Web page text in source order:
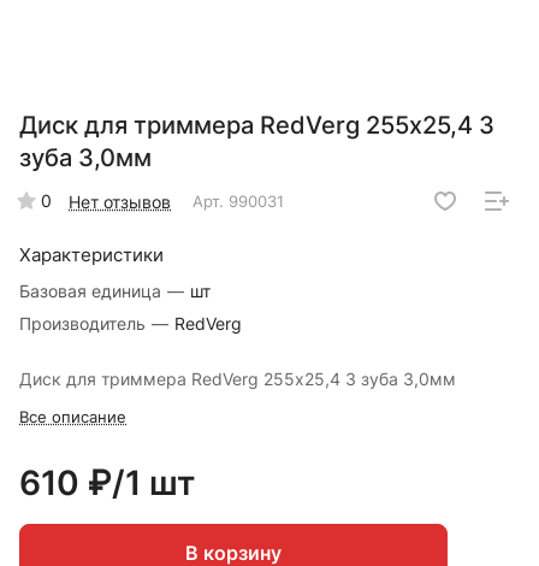
Диск для триммера RedVerg 255х25,4 3
зуба 3,0мм
0 Нет отзывов Арт. 990031
Характеристики
Базовая единица — шт
Производитель — RedVerg
Диск для триммера RedVerg 255х25,4 3 зуба 3,0мм
Все описание
610 ₽/1 шт
В корзину